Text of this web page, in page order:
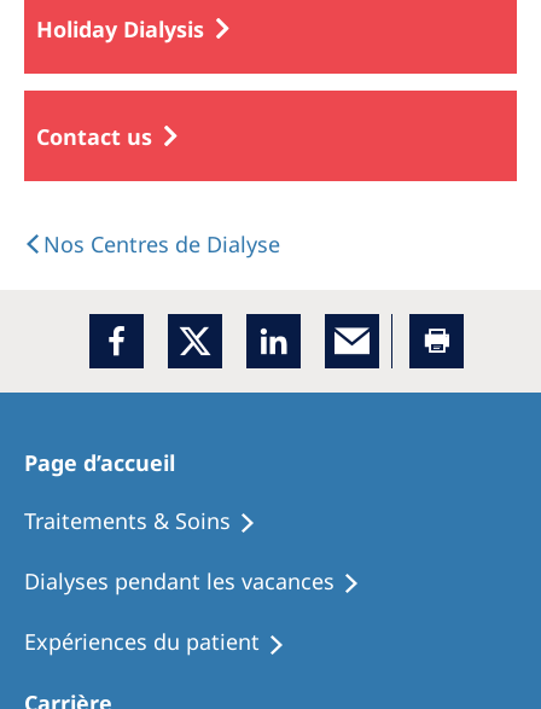
Holiday Dialysis
Contact us
Nos Centres de Dialyse
Page d’accueil
Traitements & Soins
Dialyses pendant les vacances
Expériences du patient
Carrière